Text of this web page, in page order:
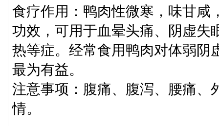
食疗作用：鸭肉性微寒，味甘咸
功效，可用于血晕头痛、阴虚失
热等症。经常食用鸭肉对体弱阴
最为有益。
注意事项：腹痛、腹泻、腰痛、
情。